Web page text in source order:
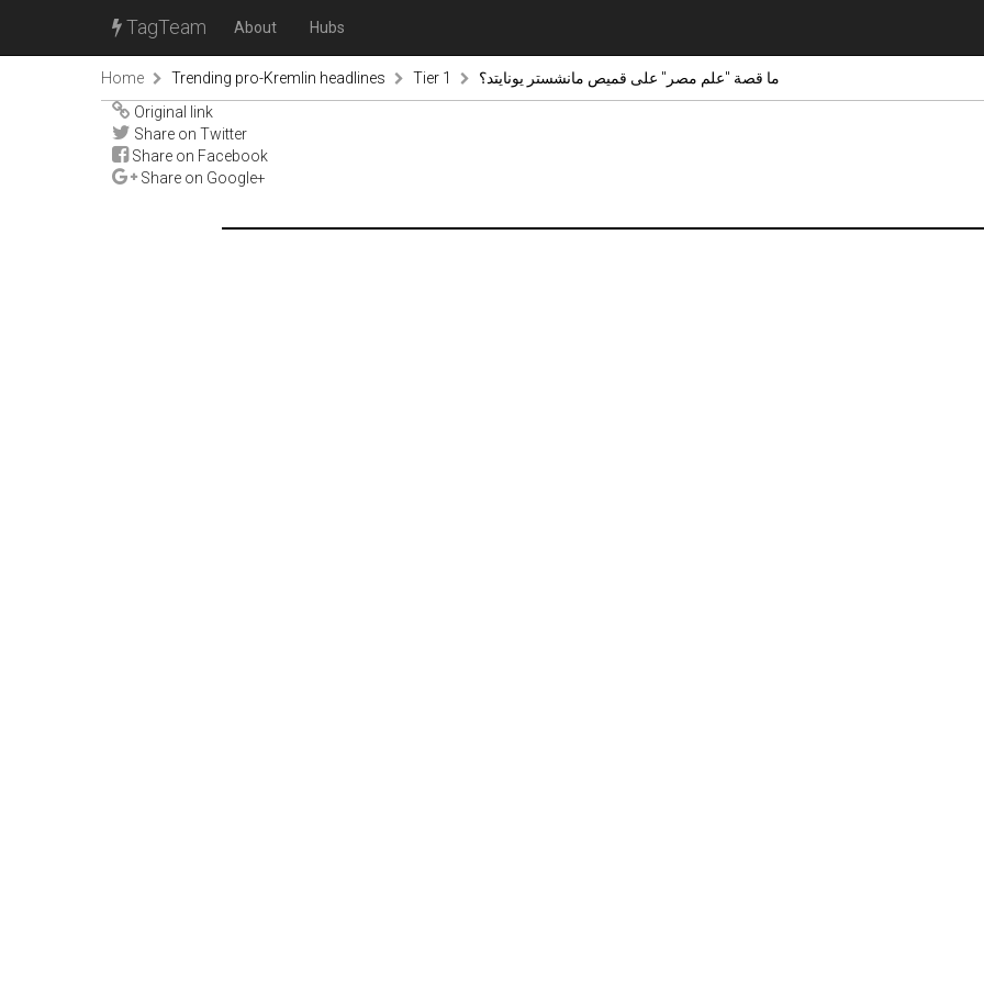
TagTeam About Hubs
Home Trending pro-Kremlin headlines Tier 1
ما قصة "علم مصر" على قميص مانشستر يونايتد؟
Original link
Share on Twitter
Share on Facebook
Share on Google+